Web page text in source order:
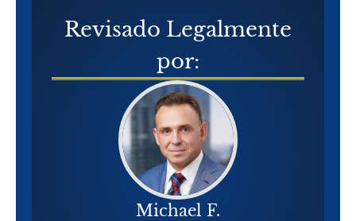
Revisado Legalmente
por:
Michael F.